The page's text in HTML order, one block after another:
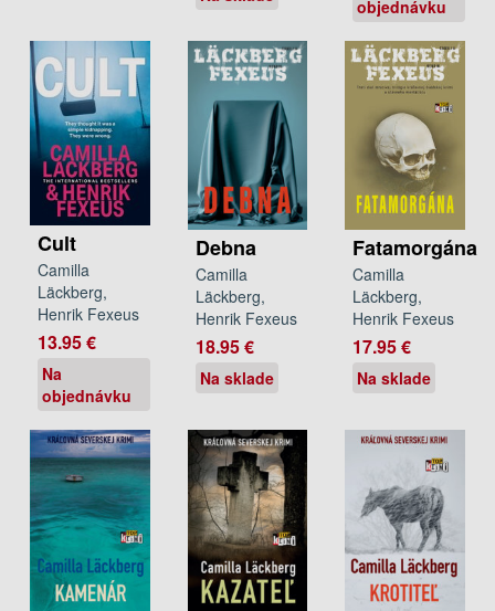
objednávku
Cult
Camilla
Läckberg,
Henrik Fexeus
13.95 €
Na
objednávku
Debna
Camilla
Läckberg,
Henrik Fexeus
18.95 €
Na sklade
Fatamorgána
Camilla
Läckberg,
Henrik Fexeus
17.95 €
Na sklade